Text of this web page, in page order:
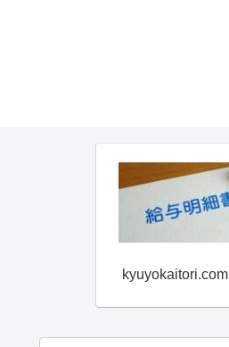
kyuyokaitori.com